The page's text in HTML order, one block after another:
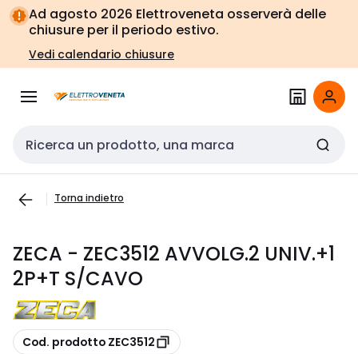
Vai alla
navigazione
Vai
alla
pagina
Ad agosto 2026 Elettroveneta osserverà delle
chiusure per il periodo estivo.
Vedi calendario chiusure
Cerca input
Torna indietro
ZECA - ZEC3512 AVVOLG.2 UNIV.+1
2P+T S/CAVO
copia
Cod. prodotto ZEC3512